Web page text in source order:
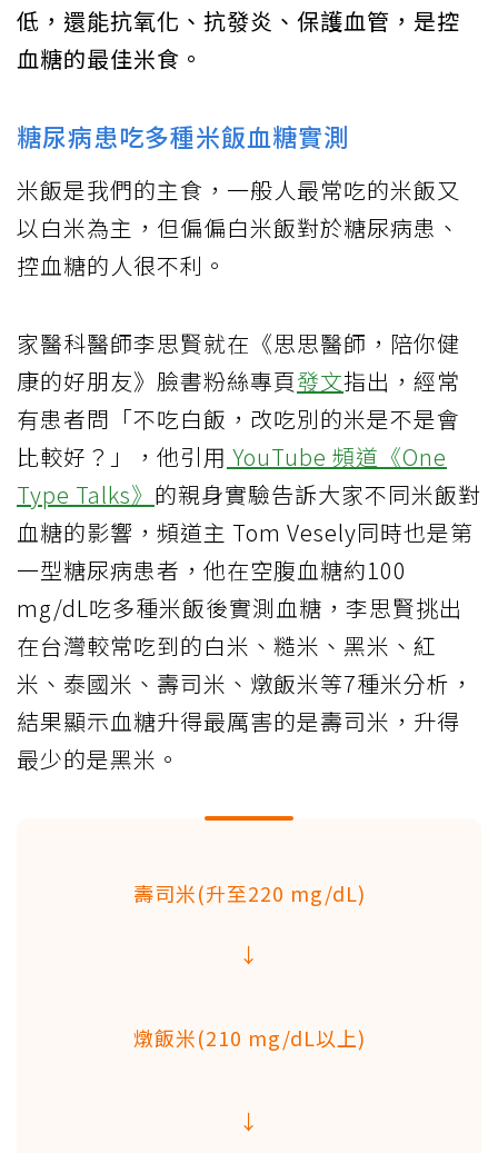
低，還能抗氧化、抗發炎、保護血管，是控
血糖的最佳米食。
糖尿病患吃多種米飯血糖實測
米飯是我們的主食，一般人最常吃的米飯又
以白米為主，但偏偏白米飯對於糖尿病患、
控血糖的人很不利。
家醫科醫師李思賢就在《思思醫師，陪你健
康的好朋友》臉書粉絲專頁發文指出，經常
有患者問「不吃白飯，改吃別的米是不是會
比較好？」，他引用 YouTube 頻道《One
Type Talks》 的親身實驗告訴大家不同米飯對
血糖的影響，頻道主 Tom Vesely同時也是第
一型糖尿病患者，他在空腹血糖約100
mg/dL吃多種米飯後實測血糖，李思賢挑出
在台灣較常吃到的白米、糙米、黑米、紅
米、泰國米、壽司米、燉飯米等7種米分析，
結果顯示血糖升得最厲害的是壽司米，升得
最少的是黑米。
壽司米(升至220 mg/dL)
↓
燉飯米(210 mg/dL以上)
↓